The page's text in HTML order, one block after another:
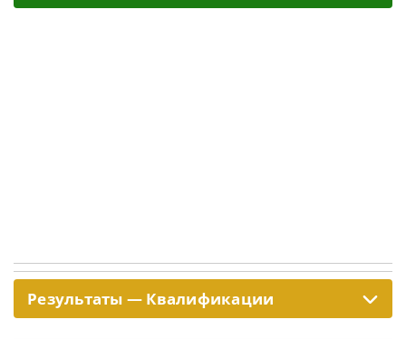
Результаты — Квалификации